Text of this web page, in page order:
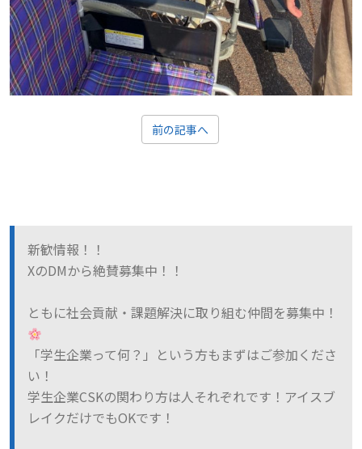
前の記事へ
新歓情報！！
XのDMから絶賛募集中！！
ともに社会貢献・課題解決に取り組む仲間を募集中！
「学生企業って何？」という方もまずはご参加くださ
い！
学生企業CSKの関わり方は人それぞれです！アイスブ
レイクだけでもOKです！